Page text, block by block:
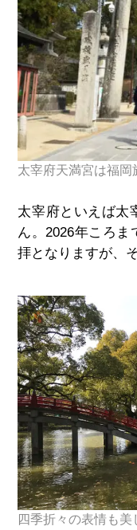
太宰府天満宮は福
太宰府といえば太
ん。2026年ころま
拝となりますが、
四季折々の表情も